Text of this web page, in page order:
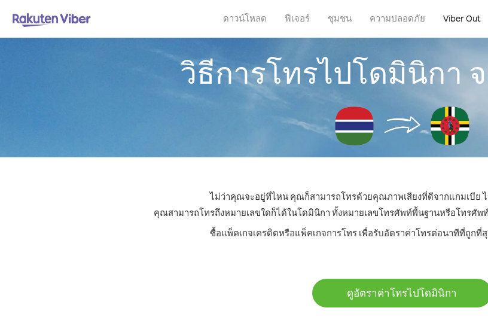
ดาวน์โหลด ฟีเจอร์ ชุมชน ความปลอดภัย Viber Out
วิธีการโทรไปโดมินิกา
ไม่ว่าคุณจะอยู่ที่ไหน คุณก็สามารถโทรด้วยคุณภาพเสียงที่ดีจากแกมเบีย ไ
คุณสามารถโทรถึงหมายเลขใดก็ได้ในโดมินิกา ทั้งหมายเลขโทรศัพท์พื้นฐานหรือโทรศัพ
ซื้อแพ็คเกจเครดิตหรือแพ็คเกจการโทร เพื่อรับอัตราค่าโทรต่อนาทีที่ถูกที่
ดูอัตราค่าโทรไปโดมินิกา